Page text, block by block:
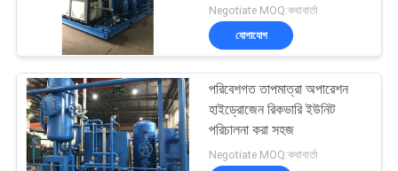
কারখানা
ভ্রমণ
মান
Negotiate MOQ:কথাবার্তা
যোগাযোগ
পরিবেশগত তাপমাত্রা অপারেশন
হাইড্রোজেন রিকভারি ইউনিট
পরিচালনা করা সহজ
Negotiate MOQ:কথাবার্তা